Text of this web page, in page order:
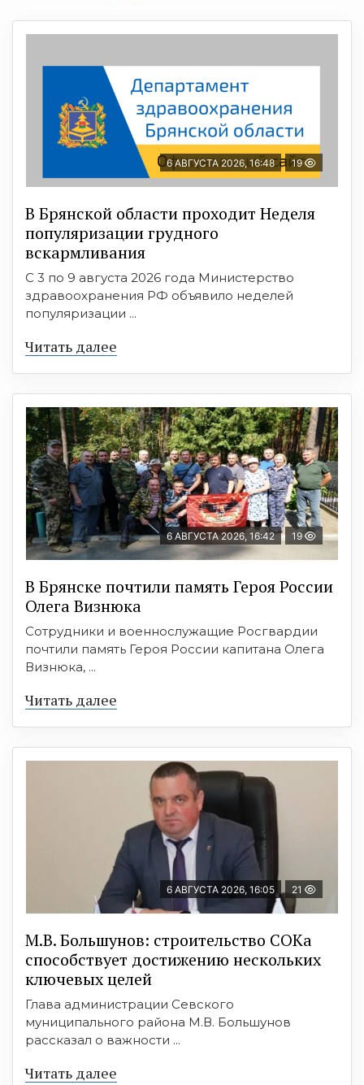
6 АВГУСТА 2026, 16:48 19
В Брянской области проходит Неделя
популяризации грудного
вскармливания
С 3 по 9 августа 2026 года Министерство
здравоохранения РФ объявило неделей
популяризации ...
Читать далее
6 АВГУСТА 2026, 16:42 19
В Брянске почтили память Героя России
Олега Визнюка
Сотрудники и военнослужащие Росгвардии
почтили память Героя России капитана Олега
Визнюка, ...
Читать далее
6 АВГУСТА 2026, 16:05 21
М.В. Большунов: строительство СОКа
способствует достижению нескольких
ключевых целей
Глава администрации Севского
муниципального района М.В. Большунов
рассказал о важности ...
Читать далее